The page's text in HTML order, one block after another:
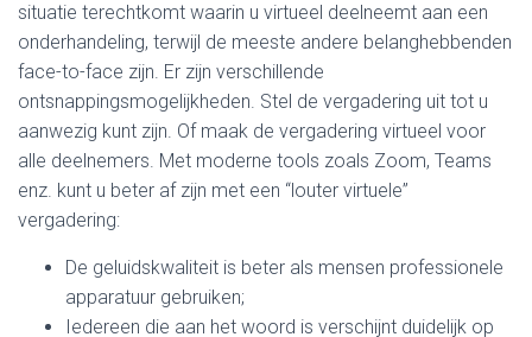
situatie terechtkomt waarin u virtueel deelneemt aan een
onderhandeling, terwijl de meeste andere belanghebbenden
face-to-face zijn. Er zijn verschillende
ontsnappingsmogelijkheden. Stel de vergadering uit tot u
aanwezig kunt zijn. Of maak de vergadering virtueel voor
alle deelnemers. Met moderne tools zoals Zoom, Teams
enz. kunt u beter af zijn met een “louter virtuele”
vergadering:
De geluidskwaliteit is beter als mensen professionele
apparatuur gebruiken;
Iedereen die aan het woord is verschijnt duidelijk op